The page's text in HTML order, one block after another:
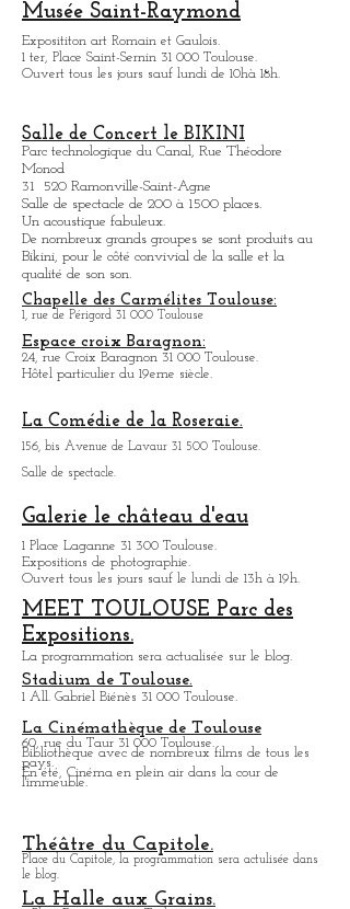
Collection Fondation Georges Bemberg
Fermé temporairement.
ZENITH de Toulouse:
11, avenue Raymond Badiou 31 300 Toulouse.
Salle de concert.
Programmation à voir sur le site internet.
Musée Saint-Raymond
Exposititon art Romain et Gaulois.
1 ter, Place Saint-Sernin 31 000 Toulouse.
Ouvert tous les jours sauf lundi de 10hà 18h.
Salle de Concert le BIKINI
Parc technologique du Canal, Rue Théodore
Monod
31 520 Ramonville-Saint-Agne
Salle de spectacle de 200 à 1500 places.
Un acoustique fabuleux.
De nombreux grands groupes se sont produits au
Bikini, pour le côté convivial de la salle et la
qualité de son son.
Chapelle des Carmélites Toulouse:
1, rue de Périgord 31 000 Toulouse
Espace croix Baragnon:
24, rue Croix Baragnon 31 000 Toulouse.
Hôtel particulier du 19eme siècle.
La Comédie de la Roseraie.
156, bis Avenue de Lavaur 31 500 Toulouse.
Salle de spectacle.
Galerie le château d'eau
1 Place Laganne 31 300 Toulouse.
Expositions de photographie.
Ouvert tous les jours sauf le lundi de 13h à 19h.
MEET TOULOUSE Parc des
Expositions.
La programmation sera actualisée sur le blog.
Stadium de Toulouse.
La Cinémathèque de Toulouse
60, rue du Taur 31 000 Toulouse.
Bibliothèque avec de nombreux films de tous les
pays.
En été, Cinéma en plein air dans la cour de
l'immeuble.